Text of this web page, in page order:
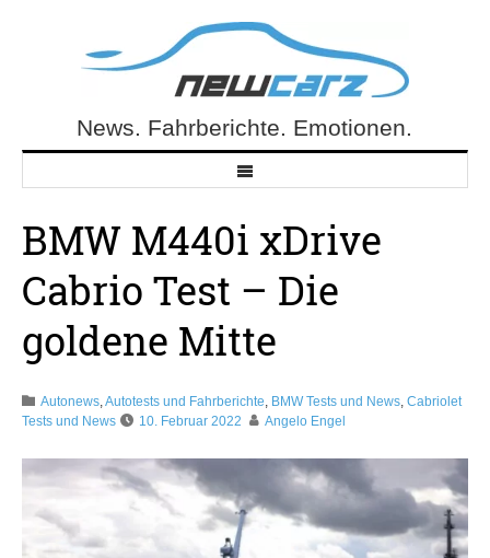
NewCarz.deNews. Fahrberichte. Emotionen.
BMW M440i xDrive
Cabrio Test – Die
goldene Mitte
Autonews,Autotests und Fahrberichte, BMW Tests und News, Cabriolet
Tests und News
10. Februar 2022 Angelo Engel